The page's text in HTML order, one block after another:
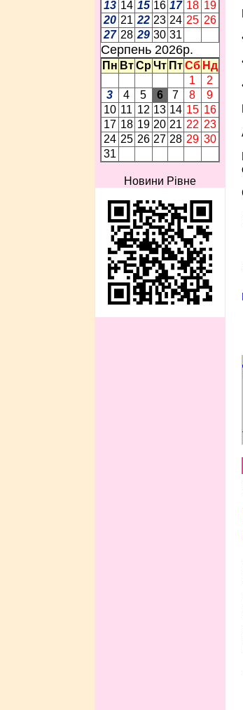
13 14 15 16 17 18 19
20 21 22 23 24 25 26
27 28 29 30 31
Серпень 2026p.
Пн Вт Ср Чт Пт Сб Нд
1
2
3
4 5 6 7 8
9
10 11 12 13 14 15 16
17 18 19 20 21 22 23
24 25 26 27 28 29 30
31
Новини Рівне